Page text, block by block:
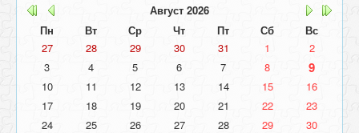
Август 2026
Пн
Вт Ср Чт Пт Сб
Вс
27
28 29 30 31 1
2
3
4 5 6 7 8 9
10 11 12 13 14 15
16
17
18 19 20 21 22
23
24
25 26 27 28 29
30